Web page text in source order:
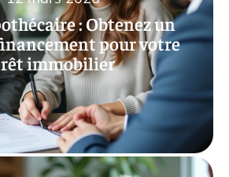
: Obtenez un
pour votre
immobilier